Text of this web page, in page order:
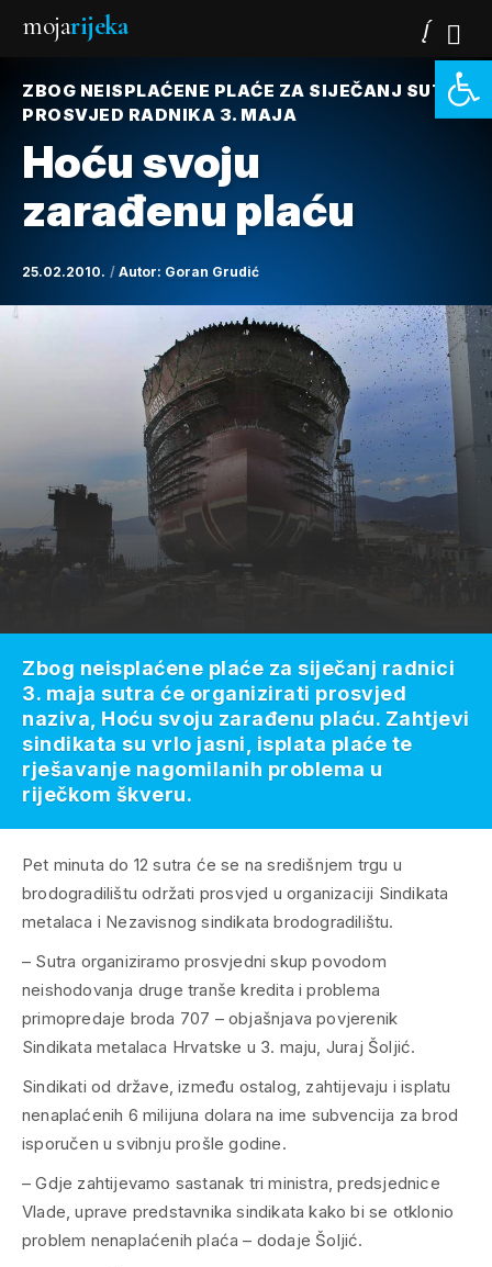
mojarijeka
ZBOG NEISPLAĆENE PLAĆE ZA SIJEČANJ SUTRA
PROSVJED RADNIKA 3. MAJA
Hoću svoju
zarađenu plaću
25.02.2010. Autor: Goran Grudić
Pet minuta do 12 sutra će se na središnjem trgu u
brodogradilištu održati prosvjed u organizaciji Sindikata
metalaca i Nezavisnog sindikata brodogradilištu.
– Sutra organiziramo prosvjedni skup povodom
neishodovanja druge tranše kredita i problema
primopredaje broda 707 – objašnjava povjerenik
Sindikata metalaca Hrvatske u 3. maju, Juraj Šoljić.
Sindikati od države, između ostalog, zahtijevaju i isplatu
nenaplaćenih 6 milijuna dolara na ime subvencija za brod
isporučen u svibnju prošle godine.
– Gdje zahtijevamo sastanak tri ministra, predsjednice
Vlade, uprave predstavnika sindikata kako bi se otklonio
problem nenaplaćenih plaća – dodaje Šoljić.
Zbog neisplaćene plaće za siječanj radnici
3. maja sutra će organizirati prosvjed
naziva, Hoću svoju zarađenu plaću. Zahtjevi
sindikata su vrlo jasni, isplata plaće te
rješavanje nagomilanih problema u
riječkom škveru.